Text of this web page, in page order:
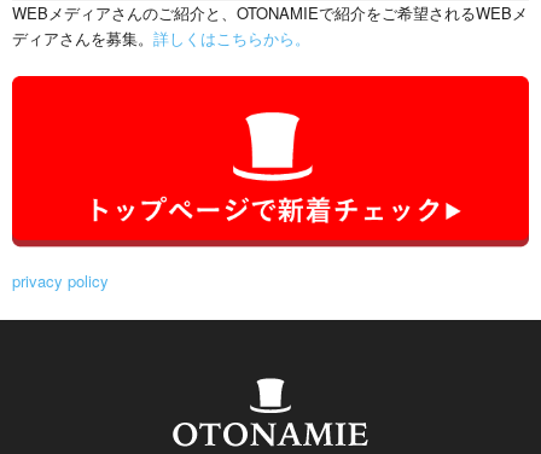
WEBメディアさんのご紹介と、OTONAMIEで紹介をご希望されるWEBメ
ディアさんを募集。 詳しくはこちらから。
privacy policy